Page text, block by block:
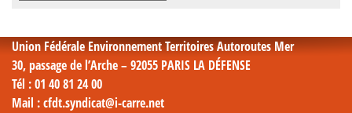
Union Fédérale Environnement Territoires Autoroutes Mer
30, passage de l’Arche – 92055 PARIS LA DÉFENSE
Tél : 01 40 81 24 00
Mail : cfdt.syndicat@i-carre.net